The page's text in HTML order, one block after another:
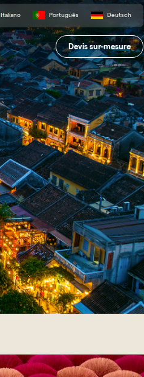
Italiano Português Deutsch
Devis sur-mesure